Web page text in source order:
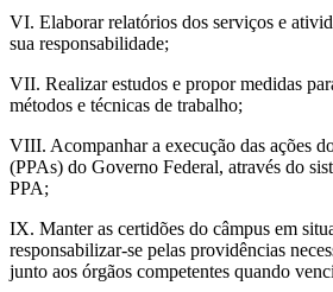
VI. Elaborar relatórios dos serviços e
sua responsabilidade;
VII. Realizar estudos e propor medidas
métodos e técnicas de trabalho;
VIII. Acompanhar a execução das ações
(PPAs) do Governo Federal, através do
PPA;
IX. Manter as certidões do câmpus em
responsabilizar-se pelas providências
junto aos órgãos competentes quando